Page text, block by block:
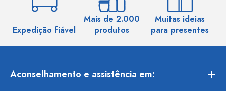
Expedição fiável
Mais de 2.000
produtos
Muitas ideias
para presentes
Aconselhamento e assistência em: